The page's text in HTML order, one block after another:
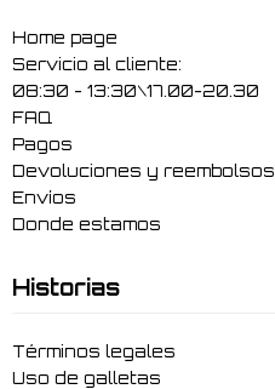
Home page
Servicio al cliente:
08:30 - 13:30\17.00-20.30
FAQ
Pagos
Devoluciones y reembolsos
Envíos
Donde estamos
Historias
Términos legales
Uso de galletas